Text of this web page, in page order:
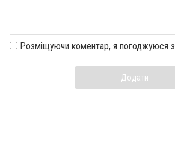
Розміщуючи коментар, я погоджуюся з
Додати